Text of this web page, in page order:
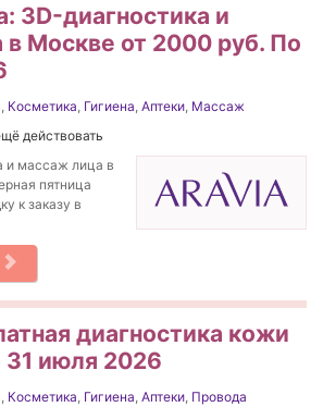
3D-диагностика и
Москве от 2000 руб. По
Косметика Гигиена Аптеки Массаж
действовать
и массаж лица в
пятница
к заказу в
диагностика кожи
июля 2026
Косметика Гигиена Аптеки Провода